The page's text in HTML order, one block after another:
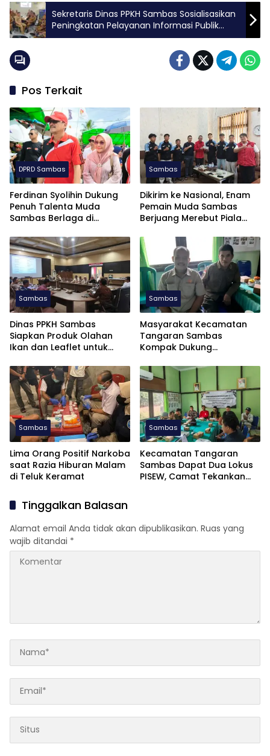
Sekretaris Dinas PPKH Sambas Sosialisasikan
Peningkatan Pelayanan Informasi Publik
Berbasis Web
Pos Terkait
DPRD Sambas
Ferdinan Syolihin Dukung
Penuh Talenta Muda
Sambas Berlaga di
Sambas
Dikirim ke Nasional, Enam
Pemain Muda Sambas
Berjuang Merebut Piala
Jatim
Sambas
Dinas PPKH Sambas
Siapkan Produk Olahan
Ikan dan Leaflet untuk
Sambas
Masyarakat Kecamatan
Tangaran Sambas
Kompak Dukung
III untuk Perkuat Aspirasi
Perbatasan
Sambas
Lima Orang Positif Narkoba
saat Razia Hiburan Malam
di Teluk Keramat
Sambas
Kecamatan Tangaran
Sambas Dapat Dua Lokus
PISEW, Camat Tekankan
Tinggalkan Balasan
Alamat email Anda tidak akan dipublikasikan. Ruas yang
wajib ditandai *